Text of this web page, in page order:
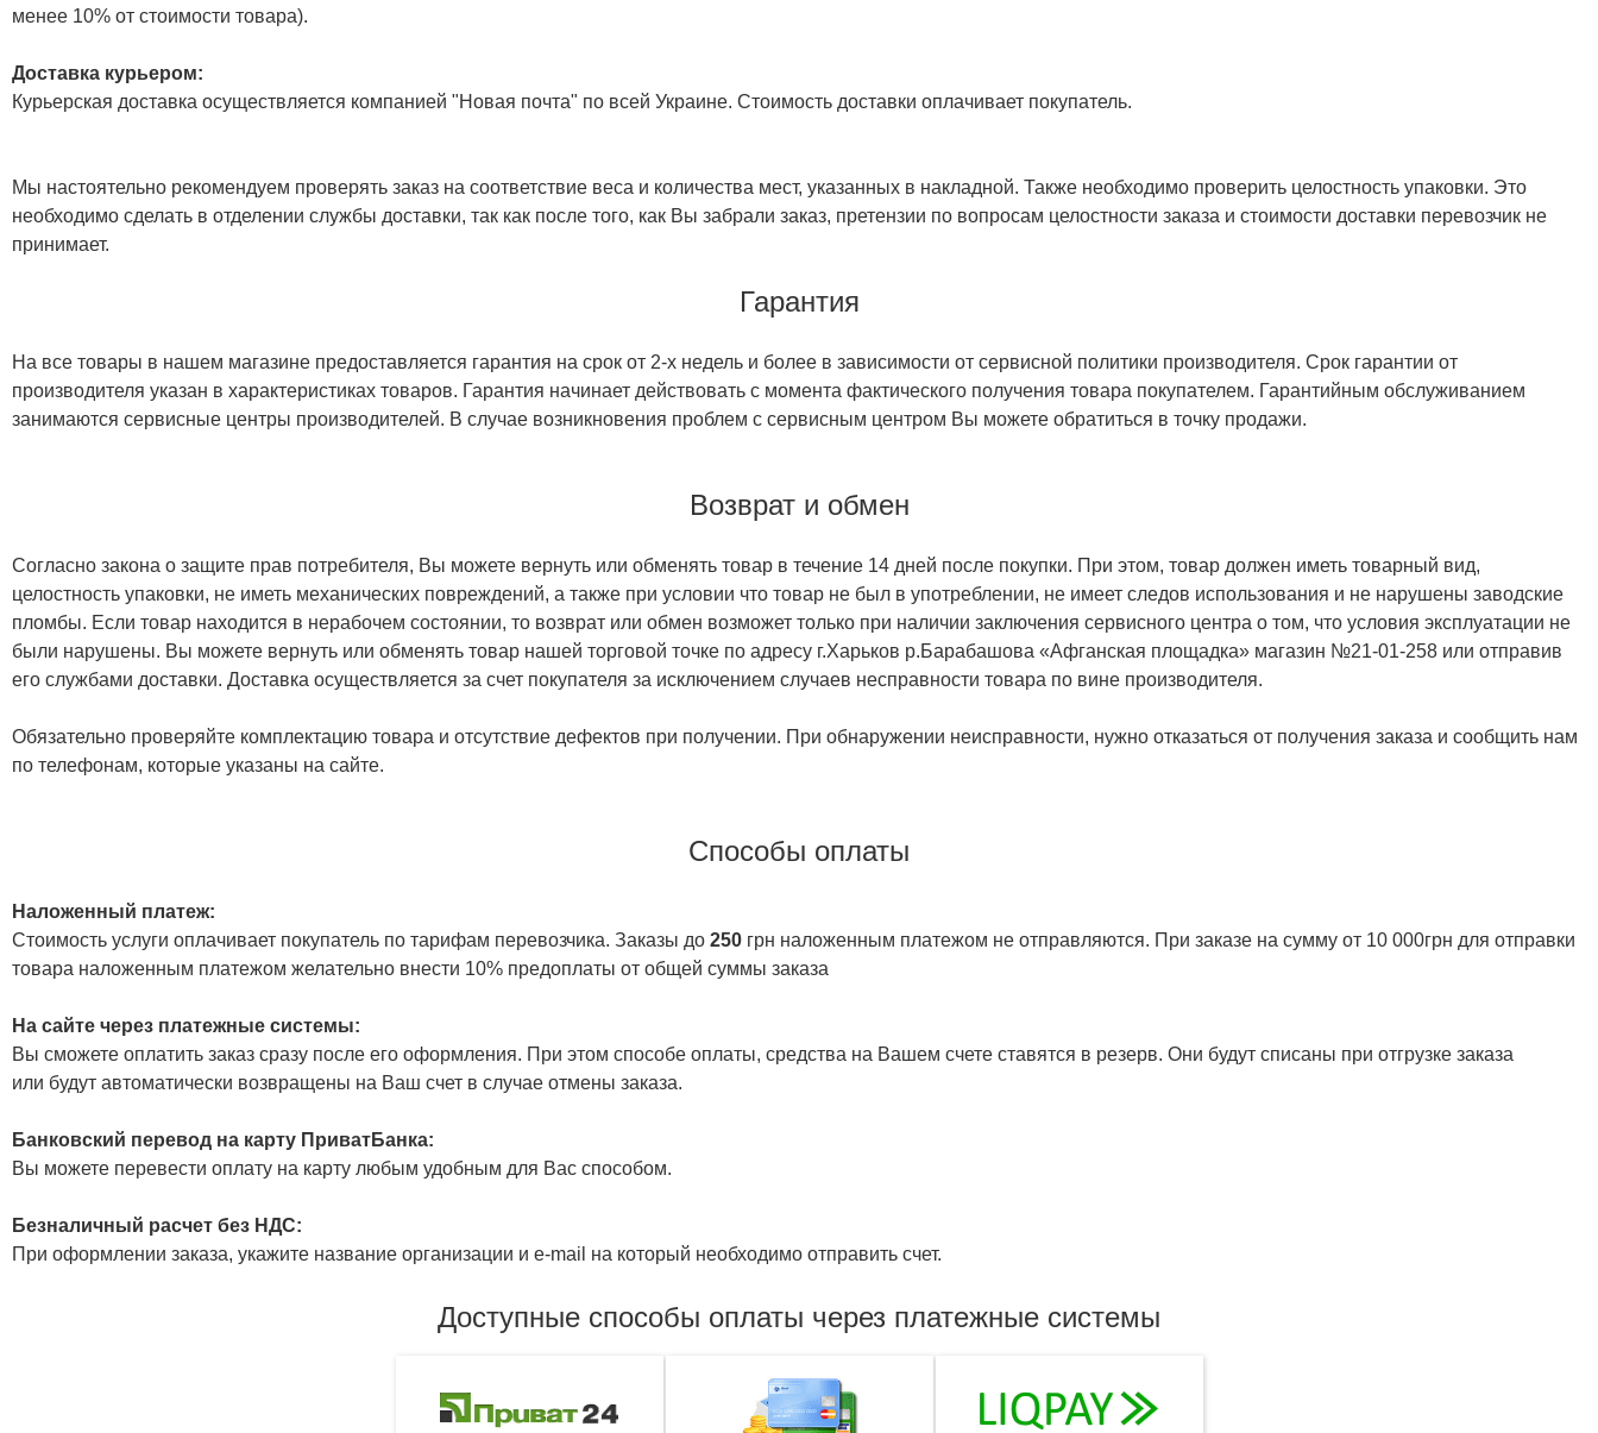
менее 10% от стоимости товара).
Доставка курьером:
Курьерская доставка осуществляется компанией "Новая почта" по всей Украине. Стоимость доставки оплачивает покупатель.
Мы настоятельно рекомендуем проверять заказ на соответствие веса и количества мест, указанных в накладной. Также необходимо проверить целостность упаковки. Это
необходимо сделать в отделении службы доставки, так как после того, как Вы забрали заказ, претензии по вопросам целостности заказа и стоимости доставки перевозчик не
принимает.
Гарантия
На все товары в нашем магазине предоставляется гарантия на срок от 2-х недель и более в зависимости от сервисной политики производителя. Срок гарантии от
производителя указан в характеристиках товаров. Гарантия начинает действовать с момента фактического получения товара покупателем. Гарантийным обслуживанием
занимаются сервисные центры производителей. В случае возникновения проблем с сервисным центром Вы можете обратиться в точку продажи.
Возврат и обмен
Согласно закона о защите прав потребителя, Вы можете вернуть или обменять товар в течение 14 дней после покупки. При этом, товар должен иметь товарный вид,
целостность упаковки, не иметь механических повреждений, а также при условии что товар не был в употреблении, не имеет следов использования и не нарушены заводские
пломбы. Если товар находится в нерабочем состоянии, то возврат или обмен возможет только при наличии заключения сервисного центра о том, что условия эксплуатации не
были нарушены. Вы можете вернуть или обменять товар нашей торговой точке по адресу г.Харьков р.Барабашова «Афганская площадка» магазин №21-01-258 или отправив
его службами доставки. Доставка осуществляется за счет покупателя за исключением случаев несправности товара по вине производителя.
Обязательно проверяйте комплектацию товара и отсутствие дефектов при получении. При обнаружении неисправности, нужно отказаться от получения заказа и сообщить нам
по телефонам, которые указаны на сайте.
Способы оплаты
Наложенный платеж:
Стоимость услуги оплачивает покупатель по тарифам перевозчика. Заказы до 250 грн наложенным платежом не отправляются. При заказе на сумму от 10 000грн для отправки
товара наложенным платежом желательно внести 10% предоплаты от общей суммы заказа
На сайте через платежные системы:
Вы сможете оплатить заказ сразу после его оформления. При этом способе оплаты, средства на Вашем счете ставятся в резерв. Они будут списаны при отгрузке заказа
или будут автоматически возвращены на Ваш счет в случае отмены заказа.
Банковский перевод на карту ПриватБанка:
Вы можете перевести оплату на карту любым удобным для Вас способом.
Безналичный расчет без НДС:
При оформлении заказа, укажите название организации и e-mail на который необходимо отправить счет.
Доступные способы оплаты через платежные системы